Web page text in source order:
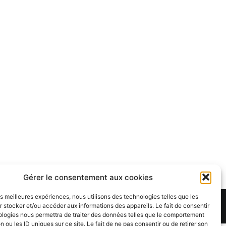
Gérer le consentement aux cookies
meilleures expériences, nous utilisons des technologies telles que les
stocker et/ou accéder aux informations des appareils. Le fait de consentir
nous permettra de traiter des données telles que le comportement
ou les ID uniques sur ce site. Le fait de ne pas consentir ou de retirer son
Cenote by ThemeGrill. Powered byWordPress.